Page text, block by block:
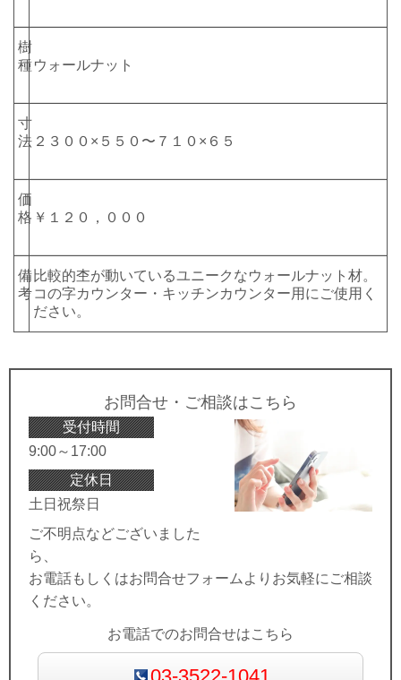
樹
種ウォールナット
寸
法 ２３００×５５０〜７１０×６５
価
格 ￥１２０，０００
備
考
比較的杢が動いているユニークなウォールナット材。
コの字カウンター・キッチンカウンター用にご使用く
ださい。
お問合せ・ご相談はこちら
受付時間
9:00～17:00
定休日
土日祝祭日
ご不明点などございました
ら、
お電話もしくはお問合せフォームよりお気軽にご相談
ください。
お電話でのお問合せはこちら